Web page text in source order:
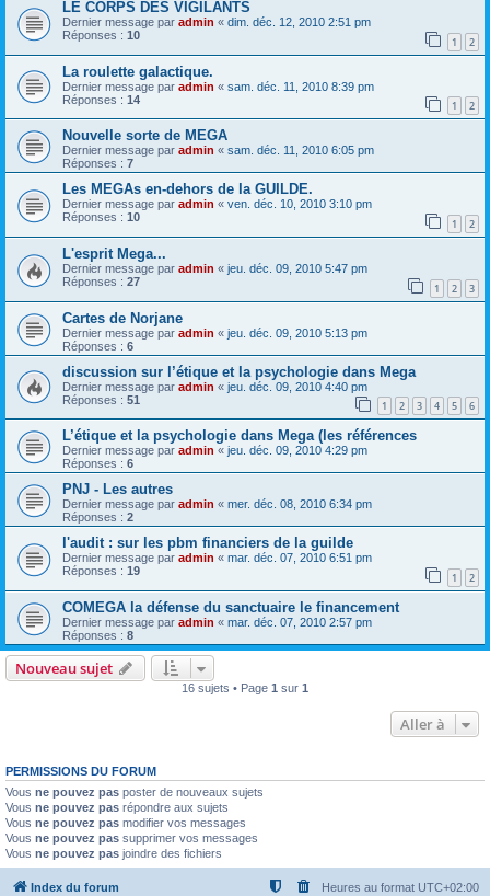
LE CORPS DES VIGILANTS
Dernier message par admin « dim. déc. 12, 2010 2:51 pm
Réponses : 10 1 2
La roulette galactique.
Dernier message par admin « sam. déc. 11, 2010 8:39 pm
Réponses : 14 1 2
Nouvelle sorte de MEGA
Dernier message par admin « sam. déc. 11, 2010 6:05 pm
Réponses : 7
Les MEGAs en-dehors de la GUILDE.
Dernier message par admin « ven. déc. 10, 2010 3:10 pm
Réponses : 10 1 2
L'esprit Mega...
Dernier message par admin « jeu. déc. 09, 2010 5:47 pm
Réponses : 27 1 2 3
Cartes de Norjane
Dernier message par admin « jeu. déc. 09, 2010 5:13 pm
Réponses : 6
discussion sur l’étique et la psychologie dans Mega
Dernier message par admin « jeu. déc. 09, 2010 4:40 pm
Réponses : 51 1 2 3 4 5 6
L’étique et la psychologie dans Mega (les références
Dernier message par admin « jeu. déc. 09, 2010 4:29 pm
Réponses : 6
PNJ - Les autres
Dernier message par admin « mer. déc. 08, 2010 6:34 pm
Réponses : 2
l'audit : sur les pbm financiers de la guilde
Dernier message par admin « mar. déc. 07, 2010 6:51 pm
Réponses : 19 1 2
COMEGA la défense du sanctuaire le financement
Dernier message par admin « mar. déc. 07, 2010 2:57 pm
Réponses : 8
Nouveau sujet
16 sujets • Page 1 sur 1
Aller à
PERMISSIONS DU FORUM
Vous ne pouvez pas poster de nouveaux sujets
Vous ne pouvez pas répondre aux sujets
Vous ne pouvez pas modifier vos messages
Vous ne pouvez pas supprimer vos messages
Vous ne pouvez pas joindre des fichiers
Index du forum Heures au format UTC+02:00